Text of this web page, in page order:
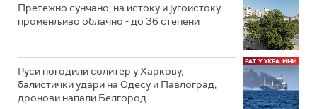
Претежно сунчано, на истоку и југоистоку
променљиво облачно - до 36 степени
Руси погодили солитер у Харкову,
балистички удари на Одесу и Павлоград;
дронови напали Белгород